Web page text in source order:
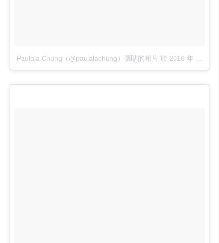
Paulala Chung（@paulalachung）張貼的相片 於 2016 年 9月 月 13 3:08上午 PDT